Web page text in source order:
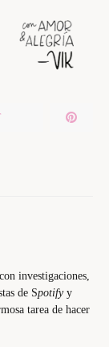
investigaciones,
de Spotify y
tarea de hacer